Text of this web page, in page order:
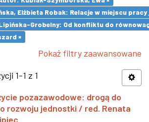
Elżbieta Robak: Relacje w miejscu
Grobelny: Od konfliktu do
×
Pokaż filtry zaawansowane
1-1 z 1
pozazawodowe: drogą do
rozwoju jednostki / red. Renata